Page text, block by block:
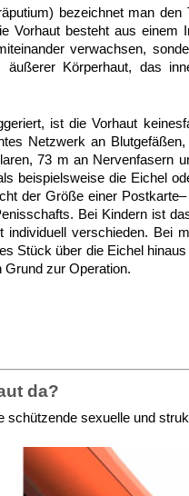
bezeichnet man
Vorhaut besteht aus einem
verwachsen,
Körperhaut, das
ist die Vorhaut
Netzwerk an
73 m an Nervenfasern
beispielsweise die Eichel
der Größe einer
Bei Kindern ist
individuell verschieden. Bei
Stück über die Eichel
Grund zur Operation.
da?
schützende sexuelle und